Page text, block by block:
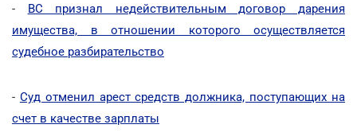
- ВС признал недействительным договор дарения
имущества, в отношении которого осуществляется
судебное разбирательство
- Суд отменил арест средств должника, поступающих на
счет в качестве зарплаты